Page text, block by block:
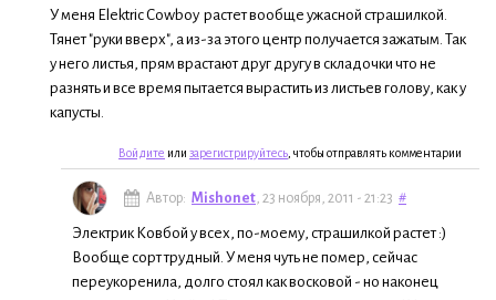
У меня Elektric Cowboy растет вообще ужасной страшилкой.
Тянет "руки вверх", а из-за этого центр получается зажатым. Так
у него листья, прям врастают друг другу в складочки что не
разнять и все время пытается вырастить из листьев голову, как у
капусты.
Войдите или зарегистрируйтесь , чтобы отправлять комментарии
Автор: Mishonet , 23 ноября, 2011 - 21:23 #
Электрик Ковбой у всех, по-моему, страшилкой растет :)
Вообще сорт трудный. У меня чуть не помер, сейчас
переукоренила, долго стоял как восковой - но наконец